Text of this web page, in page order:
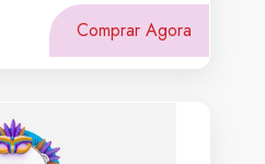
Comprar Agora